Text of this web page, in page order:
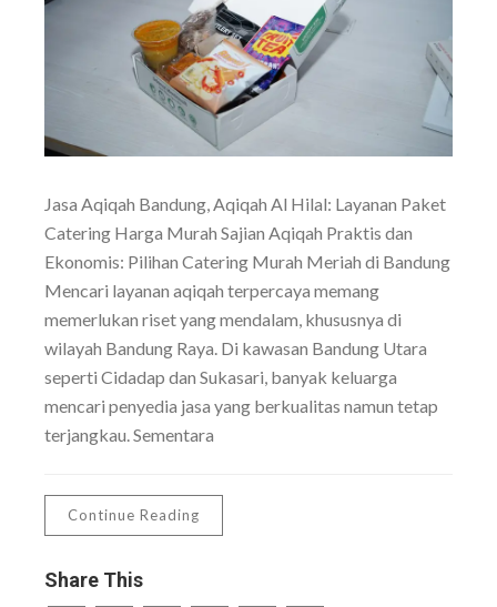
Jasa Aqiqah Bandung, Aqiqah Al Hilal: Layanan Paket
Catering Harga Murah Sajian Aqiqah Praktis dan
Ekonomis: Pilihan Catering Murah Meriah di Bandung
Mencari layanan aqiqah terpercaya memang
memerlukan riset yang mendalam, khususnya di
wilayah Bandung Raya. Di kawasan Bandung Utara
seperti Cidadap dan Sukasari, banyak keluarga
mencari penyedia jasa yang berkualitas namun tetap
terjangkau. Sementara
Continue Reading
Share This